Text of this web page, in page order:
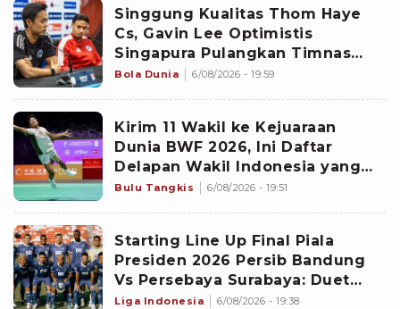
Singgung Kualitas Thom Haye
Cs, Gavin Lee Optimistis
Singapura Pulangkan Timnas
Indonesia dari Piala AFF 2026
Bola Dunia 6/08/2026 - 19:59
Kirim 11 Wakil ke Kejuaraan
Dunia BWF 2026, Ini Daftar
Delapan Wakil Indonesia yang
Menjadi Unggulan
Bulu Tangkis 6/08/2026 - 19:51
Starting Line Up Final Piala
Presiden 2026 Persib Bandung
Vs Persebaya Surabaya: Duet
Malik Risaldi dan Ramadhan
Liga Indonesia 6/08/2026 - 19:38